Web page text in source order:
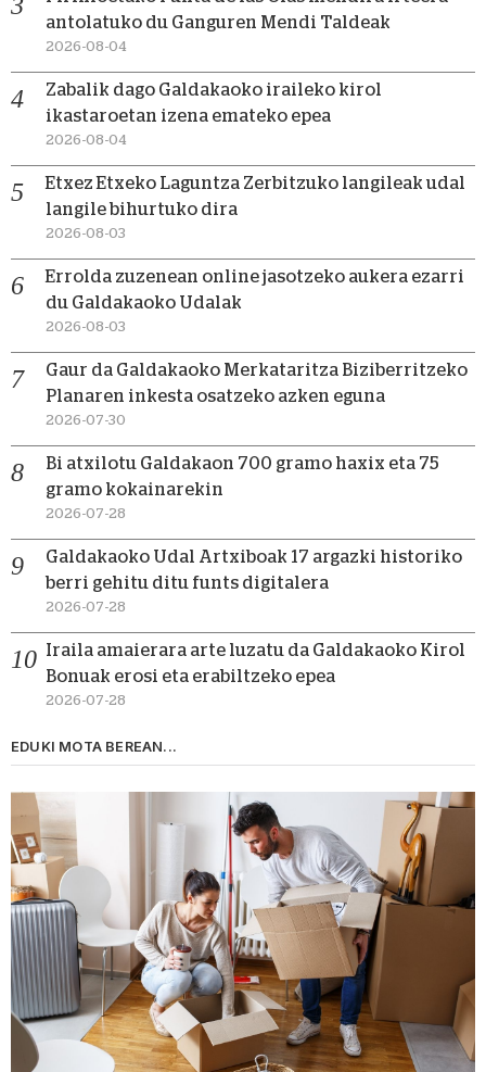
antolatuko du Ganguren Mendi Taldeak
2026-08-04
Zabalik dago Galdakaoko iraileko kirol
ikastaroetan izena emateko epea
2026-08-04
Etxez Etxeko Laguntza Zerbitzuko langileak udal
langile bihurtuko dira
2026-08-03
Errolda zuzenean online jasotzeko aukera ezarri
du Galdakaoko Udalak
2026-08-03
Gaur da Galdakaoko Merkataritza Biziberritzeko
Planaren inkesta osatzeko azken eguna
2026-07-30
Bi atxilotu Galdakaon 700 gramo haxix eta 75
gramo kokainarekin
2026-07-28
Galdakaoko Udal Artxiboak 17 argazki historiko
berri gehitu ditu funts digitalera
2026-07-28
Iraila amaierara arte luzatu da Galdakaoko Kirol
Bonuak erosi eta erabiltzeko epea
2026-07-28
EDUKI MOTA BEREAN...